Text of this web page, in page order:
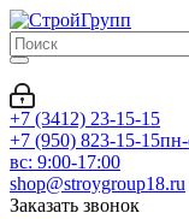
+7 (3412) 23-15-15
+7 (950) 823-15-15пн-
вс: 9:00-17:00
shop@stroygroup18.ru
Заказать звонок